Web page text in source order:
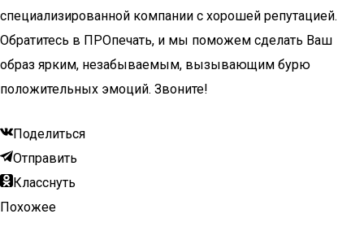
специализированной компании с хорошей репутацией.
Обратитесь в ПРОпечать, и мы поможем сделать Ваш
образ ярким, незабываемым, вызывающим бурю
положительных эмоций. Звоните!
Поделиться
Отправить
Класснуть
Похожее